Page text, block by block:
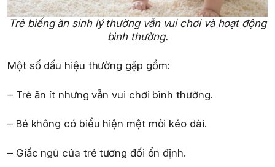
Trẻ biếng ăn sinh lý thường vẫn vui chơi và hoạt động
bình thường.
Một số dấu hiệu thường gặp gồm:
– Trẻ ăn ít nhưng vẫn vui chơi bình thường.
– Bé không có biểu hiện mệt mỏi kéo dài.
– Giấc ngủ của trẻ tương đối ổn định.